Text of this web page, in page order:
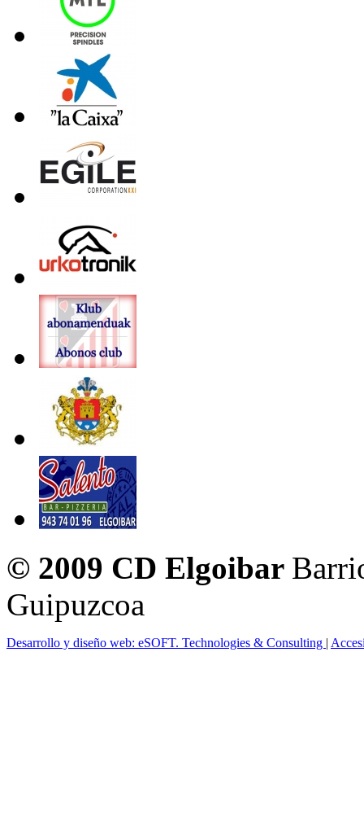
© 2009 CD Elgoibar
Guipuzcoa
Desarrollo y diseño web: eSOFT. Technologies & Consulting |